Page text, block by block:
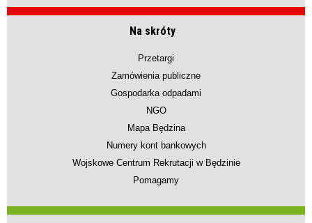
Na skróty
Przetargi
Zamówienia publiczne
Gospodarka odpadami
NGO
Mapa Będzina
Numery kont bankowych
Wojskowe Centrum Rekrutacji w Będzinie
Pomagamy